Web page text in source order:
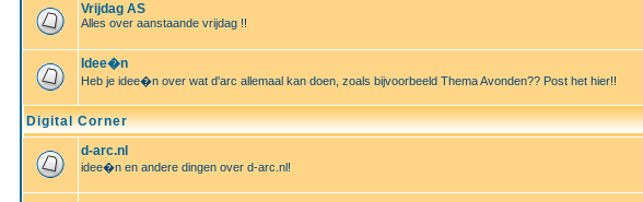
Vrijdag AS
Alles over aanstaande vrijdag !!
Idee�n
Heb je idee�n over wat d'arc allemaal kan doen, zoals bijvoorbeeld Thema Avonden?? Post het hier!!
Digital Corner
d-arc.nl
idee�n en andere dingen over d-arc.nl!